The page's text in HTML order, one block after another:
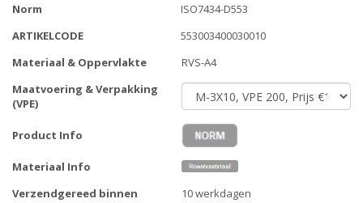
Norm
ISO7434-D553
ARTIKELCODE
553003400030010
Materiaal & Oppervlakte
RVS-A4
Maatvoering & Verpakking
(VPE)
Product Info
Materiaal Info
Verzendgereed binnen
10 werkdagen